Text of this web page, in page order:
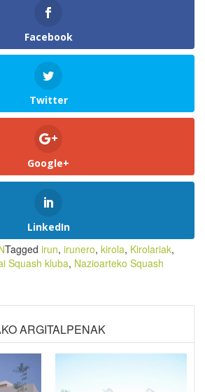
Facebook
Twitter
Google+
LinkedIn
Tagged irun, irunero, kirola, Kirolariak,
Squash kluba, Nazioarteko Squash
ARGITALPENAK